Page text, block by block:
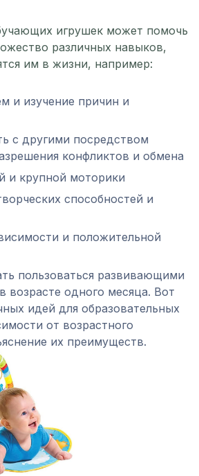
игрушек может помочь
различных навыков,
им в жизни, например:
и изучение причин и
с другими посредством
конфликтов и обмена
и крупной моторики
способностей и
и положительной
пользоваться развивающими
возрасте одного месяца. Вот
идей для образовательных
от возрастного
их преимуществ.